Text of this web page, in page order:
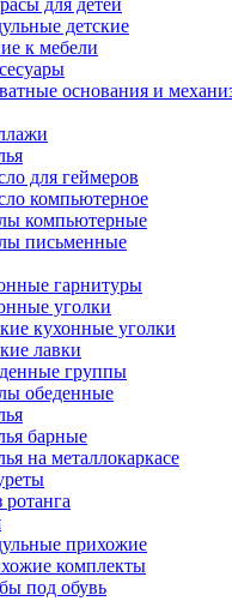
для детей
детские
к мебели
основания и
для геймеров
компьютерное
компьютерные
письменные
гарнитуры
уголки
кухонные уголки
лавки
группы
обеденные
барные
на металлокаркасе
прихожие
комплекты
под обувь